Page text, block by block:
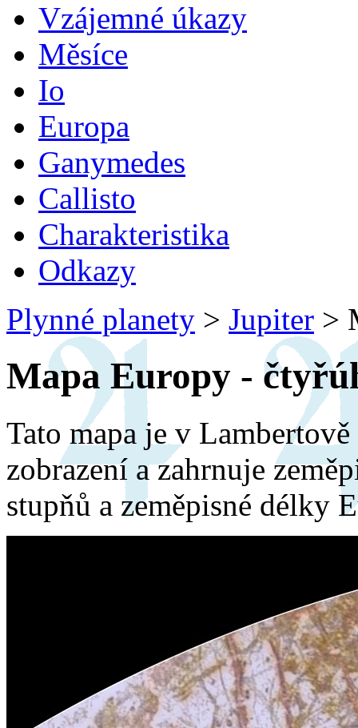
Vzájemné úkazy
Měsíce
Io
Europa
Ganymedes
Callisto
Charakteristika
Odkazy
Plynné planety > Jupiter >
Mapa Europy -
Tato mapa je v
zobrazení a zahrnuje
stupňů a zeměpisné délky